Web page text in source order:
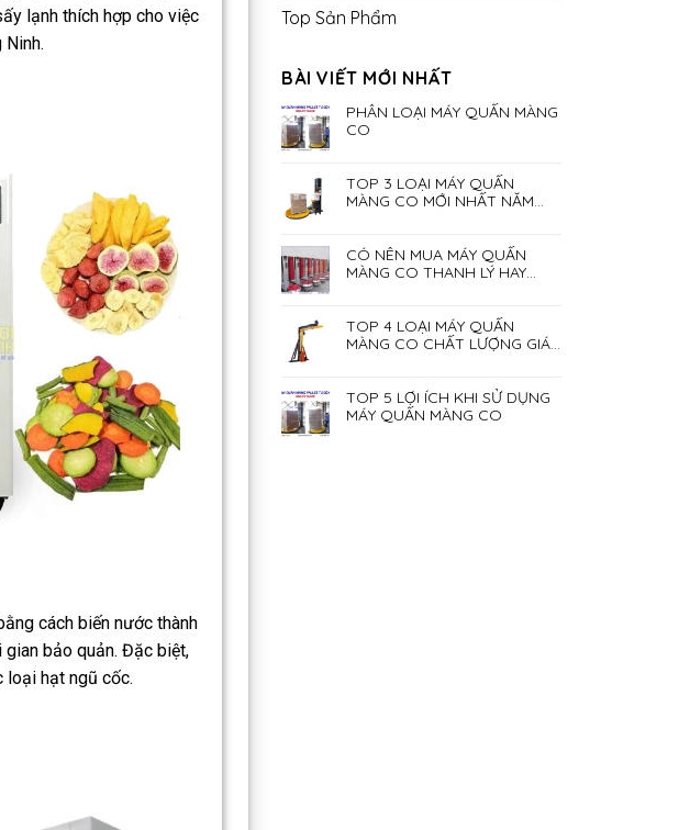
lạnh thích hợp cho việc
cách biến nước thành
bảo quản. Đặc biệt,
loại hạt ngũ cốc.
Top Sản Phẩm
BÀI VIẾT MỚI NHẤT
PHÂN LOẠI MÁY QUẤN MÀNG
CO
TOP 3 LOẠI MÁY QUẤN
MÀNG CO MỚI NHẤT NĂM
CÓ NÊN MUA MÁY QUẤN
MÀNG CO THANH LÝ HAY
TOP 4 LOẠI MÁY QUẤN
MÀNG CO CHẤT LƯỢNG GIÁ
TOP 5 LỢI ÍCH KHI SỬ DỤNG
MÁY QUẤN MÀNG CO